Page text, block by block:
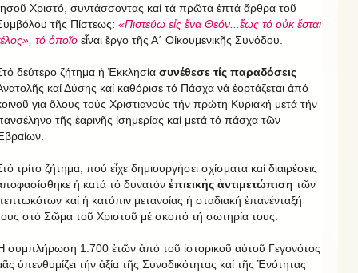
Χριστό, συντάσσοντας καί τά πρῶτα ἑπτά ἄρθρα τοῦ
τῆς Πίστεως: «Πιστεύω εἰς ἕνα Θεόν...ἕως τό οὐκ ἔσται
τό ὁποῖο εἶναι ἔργο τῆς Α΄ Οἰκουμενικῆς Συνόδου.
δεύτερο ζήτημα ἡ Ἐκκλησία συνέθεσε τίς παραδόσεις
καί Δύσης καί καθόρισε τό Πάσχα νά ἑορτάζεται ἀπό
για ὅλους τούς Χριστιανούς τήν πρώτη Κυριακή μετά τήν
τῆς ἐαρινῆς ἰσημερίας καί μετά τό πάσχα τῶν
τρίτο ζήτημα, πού εἶχε δημιουργήσει σχίσματα καί διαιρέσεις
ἡ κατά τό δυνατόν ἐπιεικής ἀντιμετώπιση τῶν
καί ἡ κατόπιν μετανοίας ἡ σταδιακή ἐπανένταξή
στό Σῶμα τοῦ Χριστοῦ μέ σκοπό τή σωτηρία τους.
συμπλήρωση 1.700 ἐτῶν ἀπό τοῦ ἱστορικοῦ αὐτοῦ Γεγονότος
ὑπενθυμίζει τήν ἀξία τῆς Συνοδικότητας καί τῆς Ἑνότητας